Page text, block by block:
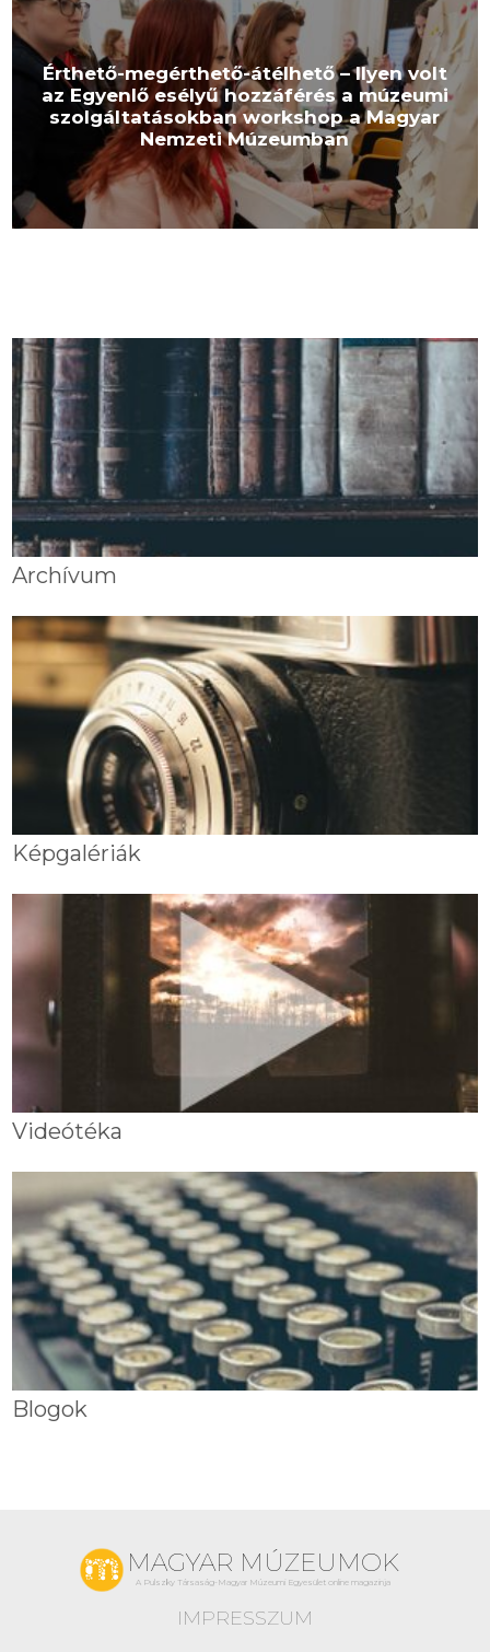
Érthető-megérthető-átélhető – Ilyen volt
az Egyenlő esélyű hozzáférés a múzeumi
szolgáltatásokban workshop a Magyar
Nemzeti Múzeumban
Archívum
Képgalériák
Videótéka
Blogok
MAGYAR MÚZEUMOK
A Pulszky Társaság-Magyar Múzeumi Egyesület online magazinja
IMPRESSZUM